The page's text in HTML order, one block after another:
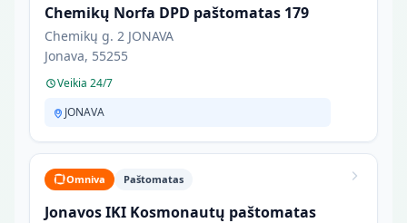
Chemikų Norfa DPD paštomatas 179
Chemikų g. 2 JONAVA
Jonava, 55255
Veikia 24/7
JONAVA
Omniva Paštomatas
Jonavos IKI Kosmonautų paštomatas